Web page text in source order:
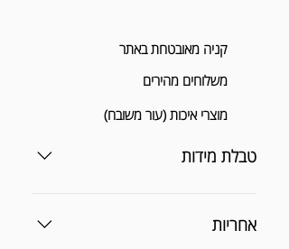
קניה מאובטחת באתר
משלוחים מהירים
טבלת מידות
אחריות
מוצרי איכות (עור משובח)